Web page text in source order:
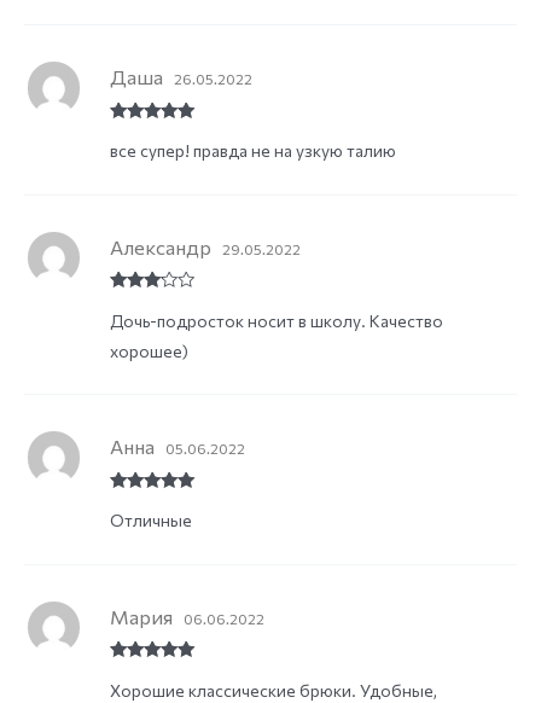
of 5
Даша 26.05.2022
все супер! правда не на узкую талию
out of
Александр 29.05.2022
Дочь-подросток носит в школу. Качество
хорошее)
of 5
Анна 05.06.2022
Отличные
of 5
Мария 06.06.2022
Хорошие классические брюки. Удобные,